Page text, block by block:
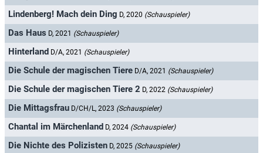
Lindenberg! Mach dein Ding D, 2020 (Schauspieler)
Das Haus D, 2021 (Schauspieler)
Hinterland D/A, 2021 (Schauspieler)
Die Schule der magischen Tiere D/A, 2021 (Schauspieler)
Die Schule der magischen Tiere 2 D, 2022 (Schauspieler)
Die Mittagsfrau D/CH/L, 2023 (Schauspieler)
Chantal im Märchenland D, 2024 (Schauspieler)
Die Nichte des Polizisten D, 2025 (Schauspieler)